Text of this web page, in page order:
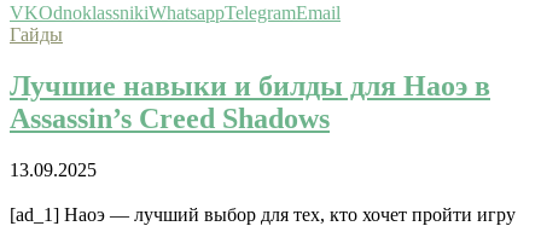
VKOdnoklassnikiWhatsappTelegramEmail
Гайды
Лучшие навыки и билды для Наоэ в
Assassin’s Creed Shadows
13.09.2025
[ad_1] Наоэ — лучший выбор для тех, кто хочет пройти игру